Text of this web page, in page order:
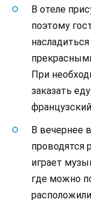
В отеле
поэтому
При
заказать
В вечернее
проводятся
играет
где можно